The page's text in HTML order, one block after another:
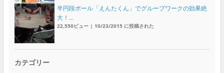
半円段ボール「えんたくん」でグループワークの効果絶
大！...
22,550ビュー| 10/23/2015 に投稿された
カテゴリー